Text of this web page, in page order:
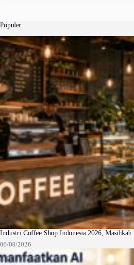
Populer
Industri Coffee Shop Indonesia 2026, Masihkah
06/08/2026